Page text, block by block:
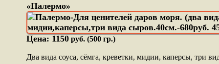
«Палермо»
Цена: 1150руб. (500 гр.)
Два вида соуса, сёмга, креветки, мидии, каперсы, три